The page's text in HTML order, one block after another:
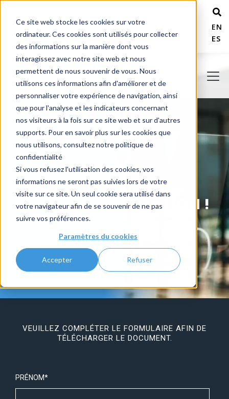
Ce site web stocke les cookies sur votre
ordinateur. Ces cookies sont utilisés pour collecter
des informations sur la manière dont vous
interagissez avec notre site web et nous
permettent de nous souvenir de vous. Nous
utilisons ces informations afin d'améliorer et de
personnaliser votre expérience de navigation, ainsi
que pour l'analyse et les indicateurs concernant
nos visiteurs à la fois sur ce site web et sur d'autres
supports. Pour en savoir plus sur les cookies que
nous utilisons, consultez notre politique de
confidentialité
Si vous refusez l'utilisation des cookies, vos
informations ne seront pas suivies lors de votre
visite sur ce site. Un seul cookie sera utilisé dans
votre navigateur afin de se souvenir de ne pas
suivre vos préférences.
Paramètres du cookies
Accepter Refuser
+ 1 800 978-6677
MERCI DE DEMANDER
NOTRE DOCUMENTATION !
VEUILLEZ COMPLÉTER LE FORMULAIRE AFIN DE
TÉLÉCHARGER LE DOCUMENT.
PRÉNOM*